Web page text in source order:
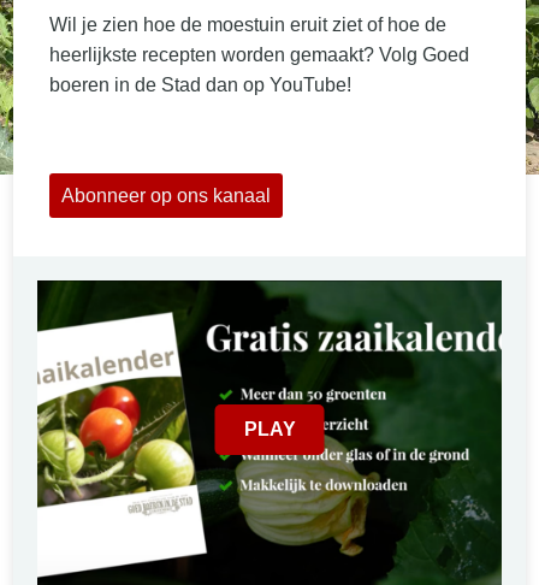
Wil je zien hoe de moestuin eruit ziet of hoe de
heerlijkste recepten worden gemaakt? Volg Goed
boeren in de Stad dan op YouTube!
Abonneer op ons kanaal
PLAY